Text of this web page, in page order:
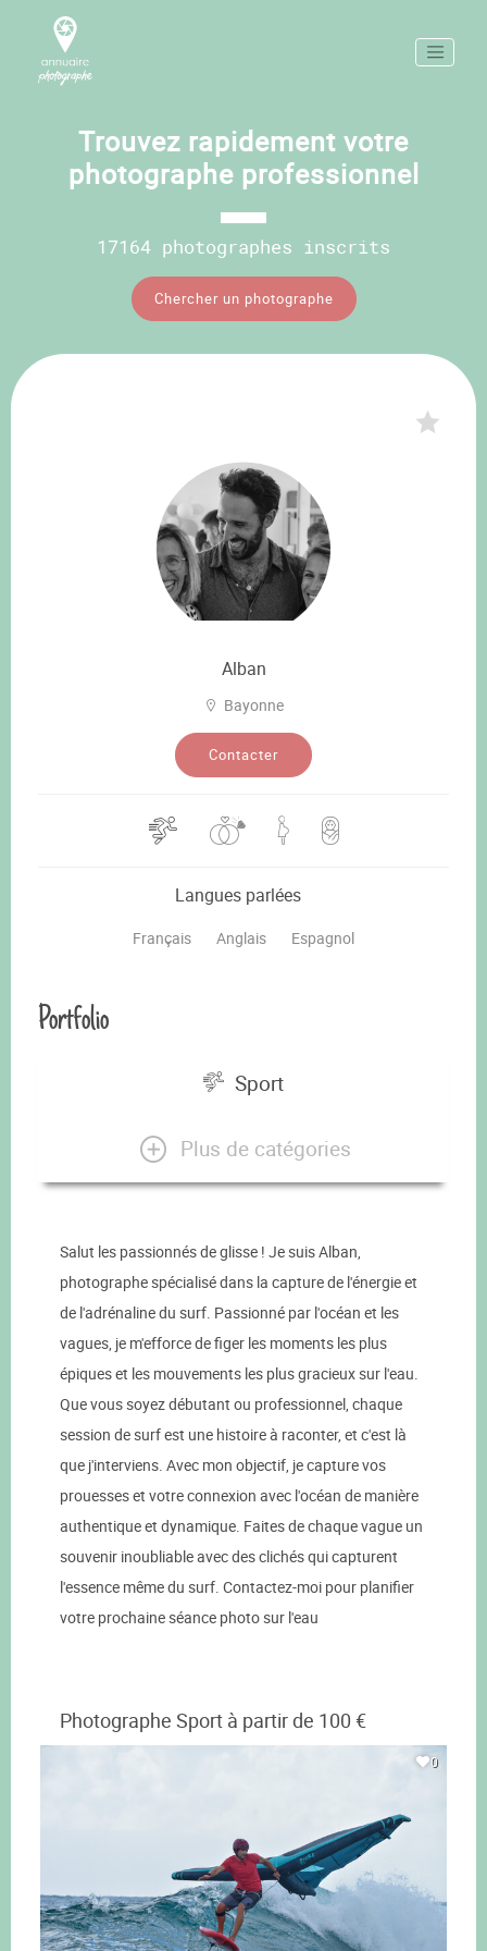
Trouvez rapidement votre
photographe professionnel
17164 photographes inscrits
Chercher un photographe
Alban
Bayonne
Contacter
Langues parlées
Français Anglais Espagnol
Portfolio
Sport
Plus de catégories
Salut les passionnés de glisse ! Je suis Alban,
photographe spécialisé dans la capture de l'énergie et
de l'adrénaline du surf. Passionné par l'océan et les
vagues, je m'efforce de figer les moments les plus
épiques et les mouvements les plus gracieux sur l'eau.
Que vous soyez débutant ou professionnel, chaque
session de surf est une histoire à raconter, et c'est là
que j'interviens. Avec mon objectif, je capture vos
prouesses et votre connexion avec l'océan de manière
authentique et dynamique. Faites de chaque vague un
souvenir inoubliable avec des clichés qui capturent
l'essence même du surf. Contactez-moi pour planifier
votre prochaine séance photo sur l'eau
Photographe Sport à partir de 100 €
0